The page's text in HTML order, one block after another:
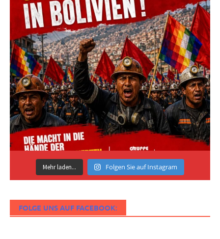
Mehr laden... Folgen Sie auf Instagram
FOLGE UNS AUF FACEBOOK: